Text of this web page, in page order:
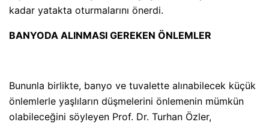
kadar yatakta oturmalarını önerdi.
BANYODA ALINMASI GEREKEN ÖNLEMLER
Bununla birlikte, banyo ve tuvalette alınabilecek küçük
önlemlerle yaşlıların düşmelerini önlemenin mümkün
olabileceğini söyleyen Prof. Dr. Turhan Özler,